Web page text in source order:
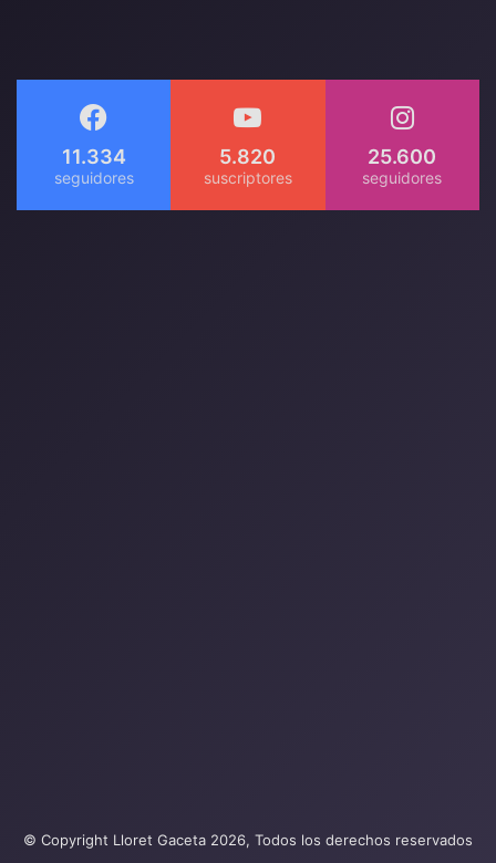
11.334 5.820 25.600
© Copyright Lloret Gaceta 2026, Todos los derechos reservados